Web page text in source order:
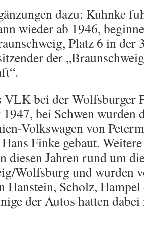
dazu: Kuhnke
wieder ab 1946,
Platz 6 in der
der
VLK bei der Wolfsburger
bei Schwen wurden
Volkswagen von
Finke gebaut.
diesen Jahren rund um
Wolfsburg und wurden
Hanstein, Scholz, Hampel
der Autos hatten dabei